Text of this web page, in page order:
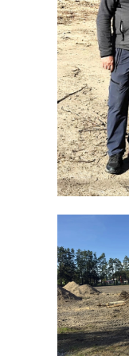
Лужского
Такие
дальше,
Еще одно
врачей и
среднего
удержать
зарплат,
Также